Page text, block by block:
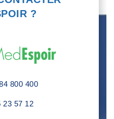
?
800 400
23 57 12